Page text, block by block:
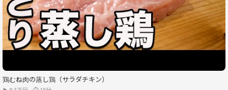
鶏むね肉の蒸し鶏（サラダチキン）